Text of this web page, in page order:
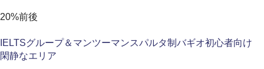
20%前後
IELTSグループ＆マンツーマンスパルタ制 バギオ初心者向け
閑静なエリア